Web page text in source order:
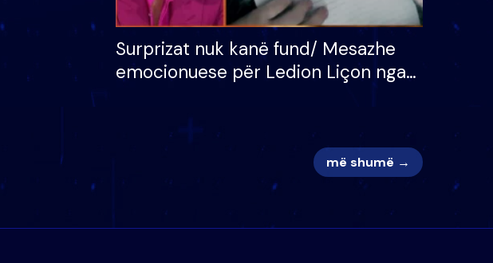
Surprizat nuk kanë fund/ Mesazhe
emocionuese për Ledion Liçon nga
më shumë →